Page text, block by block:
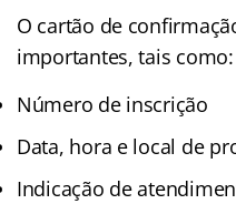
O cartão de
importantes, tais como:
Número de inscrição
Data, hora e local de
Indicação de